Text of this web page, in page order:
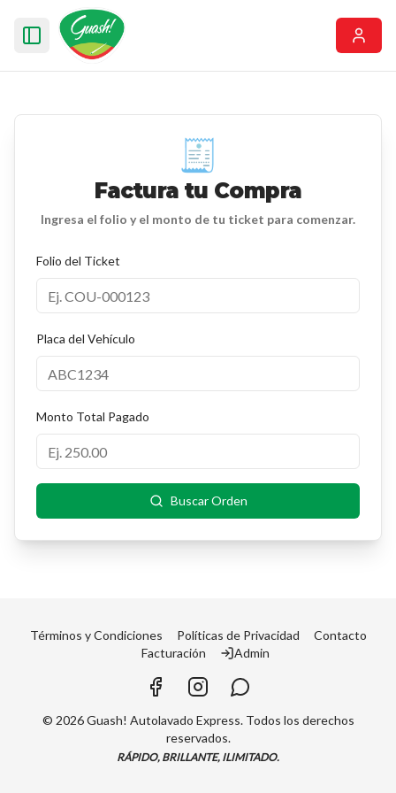
Abrir menú
🧾
Factura tu Compra
Ingresa el folio y el monto de tu ticket para comenzar.
Folio del Ticket
Placa del Vehículo
Monto Total Pagado
Buscar Orden
Términos y Condiciones Políticas de Privacidad
Contacto
Facturación
Admin
© 2026Guash! Autolavado Express. Todos los derechos
reservados.
RÁPIDO, BRILLANTE, ILIMITADO.